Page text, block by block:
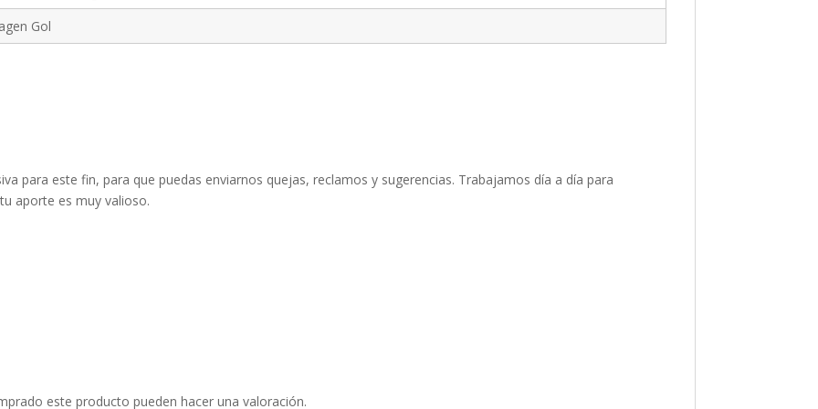
Gol
para este fin, para que puedas enviarnos quejas, reclamos y sugerencias. Trabajamos día a día para
aporte es muy valioso.
este producto pueden hacer una valoración.